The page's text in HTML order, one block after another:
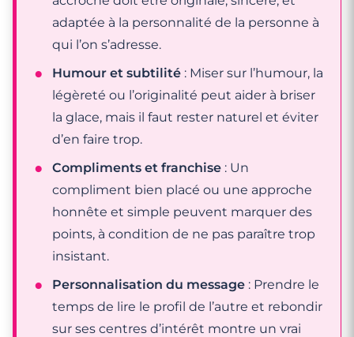
adaptée à la personnalité de la personne à
qui l’on s’adresse.
Humour et subtilité: Miser sur l’humour, la
légèreté ou l’originalité peut aider à briser
la glace, mais il faut rester naturel et éviter
d’en faire trop.
Compliments et franchise: Un
compliment bien placé ou une approche
honnête et simple peuvent marquer des
points, à condition de ne pas paraître trop
insistant.
Personnalisation du message: Prendre le
temps de lire le profil de l’autre et rebondir
sur ses centres d’intérêt montre un vrai